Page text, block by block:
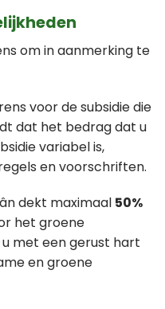
om in aanmerking te
voor de subsidie die
dat het bedrag dat u
variabel is,
en voorschriften.
dekt maximaal 50%
het groene
met een gerust hart
en groene